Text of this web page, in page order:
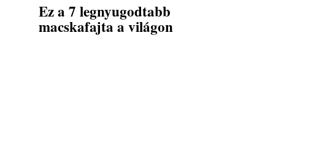
Ez a 7 legnyugodtabb
macskafajta a világon